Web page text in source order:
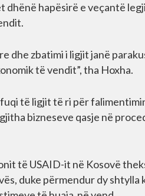
hapësirë e veçantë
dhe zbatimi i ligjit janë
të vendit”, tha Hoxha.
të ligjit të ri për
bizneseve qasje në
të USAID-it në Kosovë
duke përmendur dy